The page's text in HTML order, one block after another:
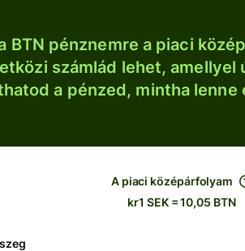
BTN pénznemre a piaci
számlád lehet,
a pénzed, mintha lenne
A piaci középárfolyam
kr1 SEK = 10,05 BTN